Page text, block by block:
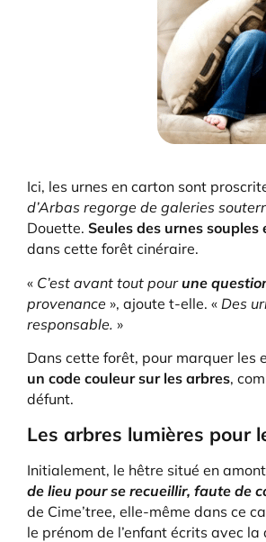
Ici, les urnes en carton sont
d’Arbas regorge de galeries
Douette. Seules des urnes
dans cette forêt cinéraire.
« C’est avant tout pourune
provenance », ajoute t-elle. « Des
responsable. »
Dans cette forêt, pour marquer les
un code couleur sur les arbres,
défunt.
Les arbres lumières pour
Initialement, le hêtre situé en
de lieu pour se recueillir, faute de
de Cime’tree, elle-même dans ce
le prénom de l’enfant écrits avec